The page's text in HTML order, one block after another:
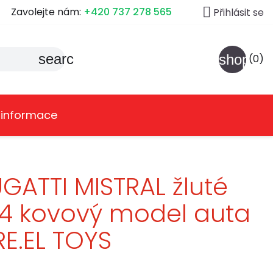
Zavolejte nám: +420 737 278 565  Přihlásit se
search (0)
MISTRAL žluté
kovový model auta
TOYS